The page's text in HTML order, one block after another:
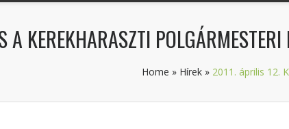
KEREKHARASZTI
Home » Hírek » 2011. április 12.